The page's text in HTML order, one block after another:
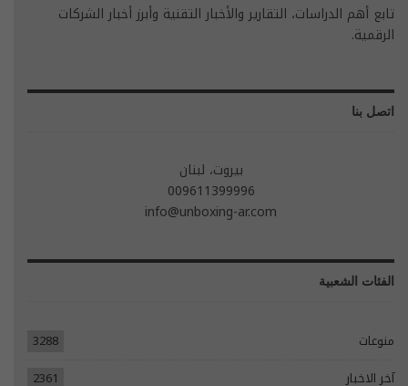
تابع أهم الدراسات، التقارير والأخبار التقنية وأبرز أخبار الشركات
الرقمية.
اتصل بنا
بيروت، لبنان
009611399996
info@unboxing-ar.com
الفئات الشعبية
منوعات
3288
آخر الاخبار
2361